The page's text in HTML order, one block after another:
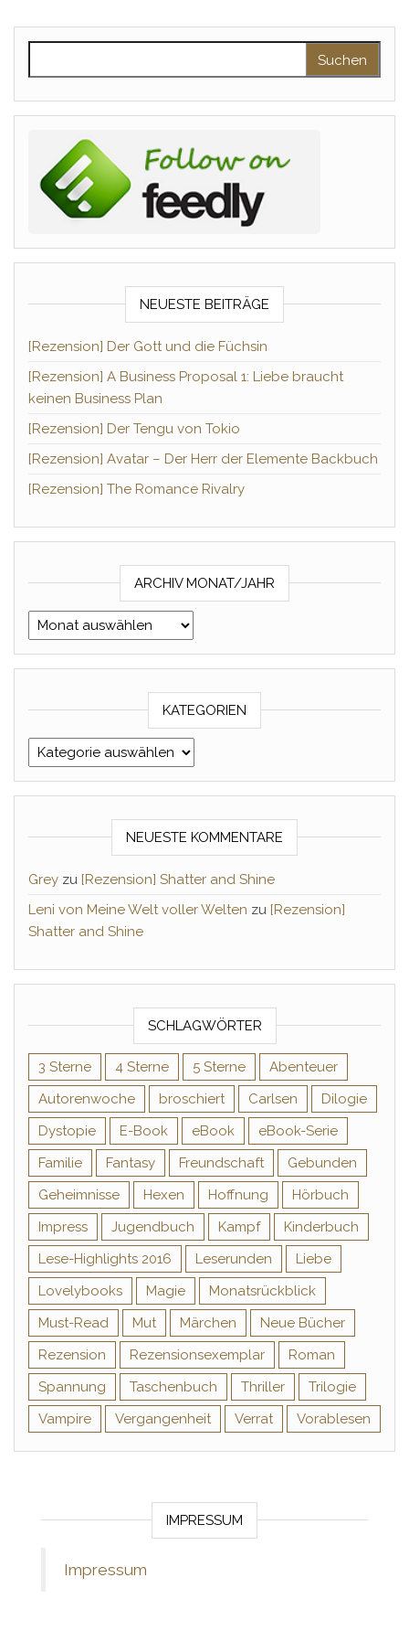
NEUESTE BEITRÄGE
[Rezension] Der Gott und die Füchsin
[Rezension] A Business Proposal 1: Liebe braucht
keinen Business Plan
[Rezension] Der Tengu von Tokio
[Rezension] Avatar – Der Herr der Elemente Backbuch
[Rezension] The Romance Rivalry
ARCHIV MONAT/JAHR
Archiv Monat/Jahr
KATEGORIEN
Kategorien
NEUESTE KOMMENTARE
Grey zu [Rezension] Shatter and Shine
Leni von Meine Welt voller Welten zu [Rezension]
Shatter and Shine
SCHLAGWÖRTER
3 Sterne 4 Sterne 5 Sterne
Abenteuer
Autorenwoche
broschiert Carlsen
Dilogie
Dystopie
E-Book eBook
eBook-Serie
Familie
Fantasy Freundschaft
Gebunden
Geheimnisse
Hexen Hoffnung
Hörbuch
Impress
Jugendbuch Kampf
Kinderbuch
Lese-Highlights 2016
Leserunden
Liebe
Lovelybooks
Magie
Monatsrückblick
Must-Read
Mut Märchen
Neue Bücher
Rezension
Rezensionsexemplar
Roman
Spannung
Taschenbuch Thriller
Trilogie
Vampire
Vergangenheit Verrat Vorablesen
IMPRESSUM
Impressum